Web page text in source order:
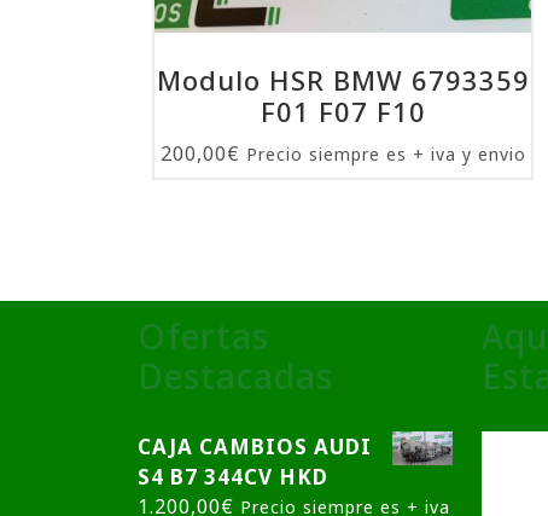
Modulo HSR BMW 6793359
F01 F07 F10
200,00€ Precio siempre es + iva y envio
Ofertas
Destacadas
CAJA CAMBIOS AUDI
S4 B7 344CV HKD
1.200,00€ Precio siempre es + iva